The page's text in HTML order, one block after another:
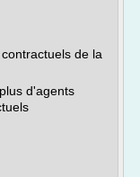
de la
d'agents